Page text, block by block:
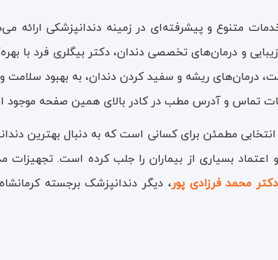
خدمات متنوع و پیشرفته‌ای در زمینه دندانپزشکی
و درمان‌های تخصصی دندان، دکتر بیگلری فرد با
درمان‌های ریشه و سفید کردن دندان، به بهبود سلامت و
تماس و آدرس مطب در کادر بالای همین صفحه
انتخابی مطمئن برای کسانی است که به دنبال
اعتماد بسیاری از بیماران را جلب کرده است.
دکتر محمد فرزادی پور، دیگر دندانپزشک برجسته